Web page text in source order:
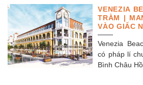
VENEZIA
TRÀM |
VÀO GIẤC
Venezia
có pháp lí
Bình Châu